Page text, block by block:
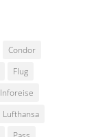
Condor
Flug
Inforeise
Lufthansa